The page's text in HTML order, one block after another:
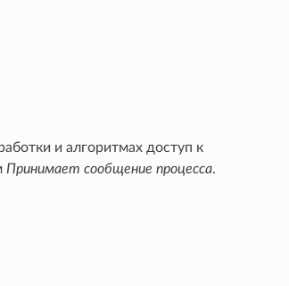
и алгоритмах доступ к
Принимает сообщение процесса.